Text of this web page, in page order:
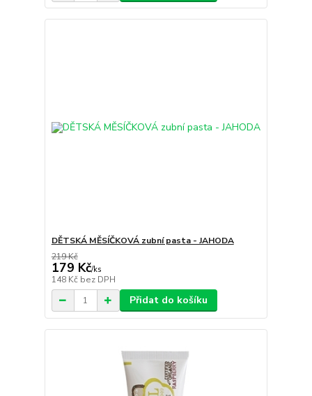
DĚTSKÁ MĚSÍČKOVÁ zubní pasta - JAHODA
219 Kč
179 Kč/ks
148 Kč bez DPH
Přidat do košíku